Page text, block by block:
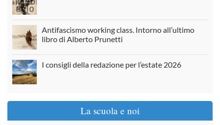
Antifascismo working class. Intorno all’ultimo
libro di Alberto Prunetti
I consigli della redazione per l’estate 2026
La scuola e noi